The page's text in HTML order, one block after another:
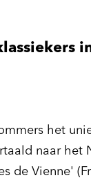
het
naar het
de Vienne'